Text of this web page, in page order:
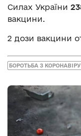
Силах України
вакцини.
2 дози вакцини
БОРОТЬБА З